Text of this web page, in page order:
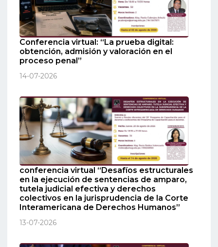
Conferencia virtual: “La prueba digital:
obtención, admisión y valoración en el
proceso penal”
14-07-2026
conferencia virtual “Desafíos estructurales
en la ejecución de sentencias de amparo,
tutela judicial efectiva y derechos
colectivos en la jurisprudencia de la Corte
Interamericana de Derechos Humanos”
13-07-2026